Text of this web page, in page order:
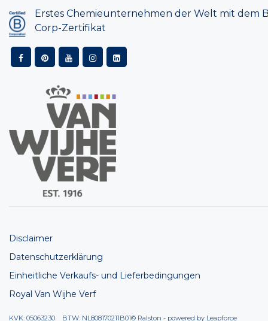
Erstes Chemieunternehmen der Welt mit dem
Corp-Zertifikat
Disclaimer
Datenschutzerklärung
Einheitliche Verkaufs- und Lieferbedingungen
Royal Van Wijhe Verf
KVK: 05063230 BTW: NL808170211B01© Ralston - powered by Leapforce